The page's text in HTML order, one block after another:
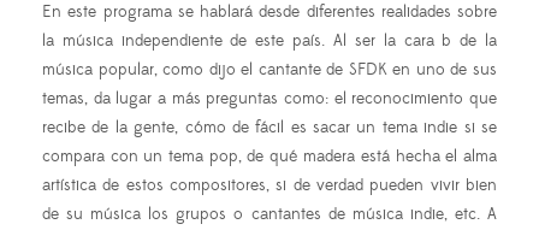
En este programa se hablará desde diferentes realidades sobre
la música independiente de este país. Al ser la cara b de la
música popular, como dijo el cantante de SFDK en uno de sus
temas, da lugar a más preguntas como: el reconocimiento que
recibe de la gente, cómo de fácil es sacar un tema indie si se
compara con un tema pop, de qué madera está hecha el alma
artística de estos compositores, si de verdad pueden vivir bien
de su música los grupos o cantantes de música indie, etc. A